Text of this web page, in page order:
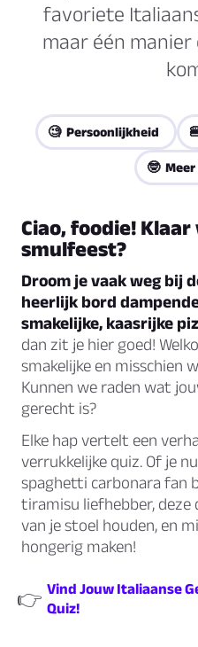
favoriete
maar één
🧐 Persoonlijkheid
🤓 Meer
Ciao, foodie!
smulfeest?
Droom je vaak weg bij
heerlijk bord
smakelijke, kaasrijke
dan zit je hier goed!
smakelijke en misschien
Kunnen we raden wat
gerecht is?
Elke hap vertelt een
verrukkelijke quiz. Of je
spaghetti carbonara fan
tiramisu liefhebber, deze
van je stoel houden, en
hongerig maken!
👉 Vind Jouw Italiaanse
Quiz!